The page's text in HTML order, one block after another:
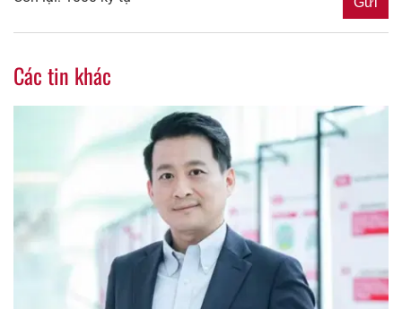
Các tin khác